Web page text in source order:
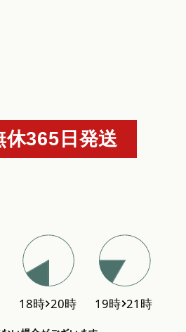
休365日発送